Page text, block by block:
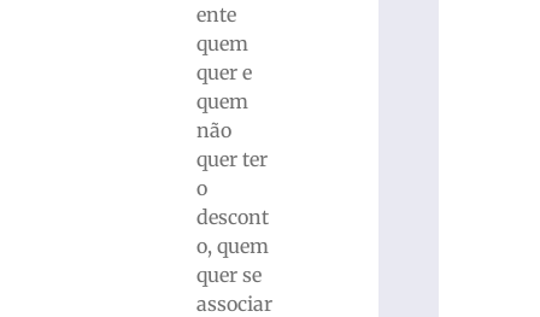
ente
quem
quer e
quem
não
quer ter
o
descont
o, quem
quer se
associar